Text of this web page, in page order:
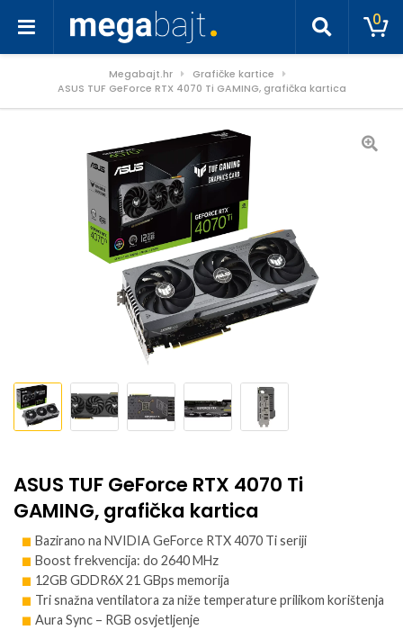
0
Megabajt.hr
Grafičke kartice
ASUS TUF GeForce RTX 4070 Ti GAMING, grafička kartica
ASUS TUF GeForce RTX 4070 Ti
GAMING, grafička kartica
Bazirano na NVIDIA GeForce RTX 4070 Ti seriji
Boost frekvencija: do 2640 MHz
12GB GDDR6X 21 GBps memorija
Tri snažna ventilatora za niže temperature prilikom korištenja
Aura Sync – RGB osvjetljenje